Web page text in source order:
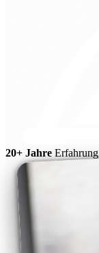
20+ Jahre Erfahrung